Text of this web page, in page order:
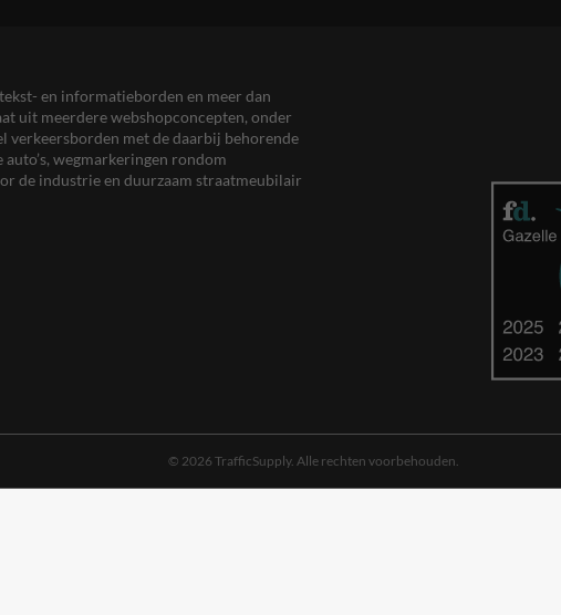
en informatieborden en meer dan
uit meerdere webshopconcepten, onder
verkeersborden met de daarbij behorende
wegmarkeringen rondom
de industrie en duurzaam straatmeubilair
© 2026 TrafficSupply. Alle rechten voorbehouden.